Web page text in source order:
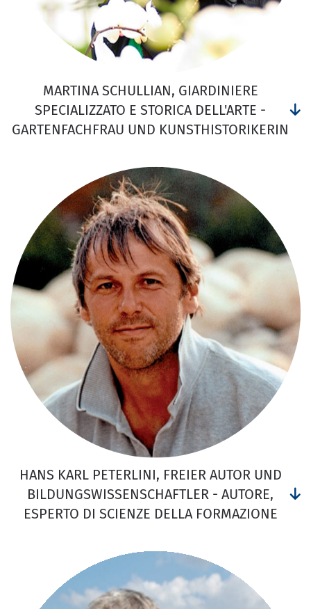
MARTINA SCHULLIAN, GIARDINIERE
SPECIALIZZATO E STORICA DELL'ARTE -
GARTENFACHFRAU UND KUNSTHISTORIKERIN
HANS KARL PETERLINI, FREIER AUTOR UND
BILDUNGSWISSENSCHAFTLER - AUTORE,
ESPERTO DI SCIENZE DELLA FORMAZIONE